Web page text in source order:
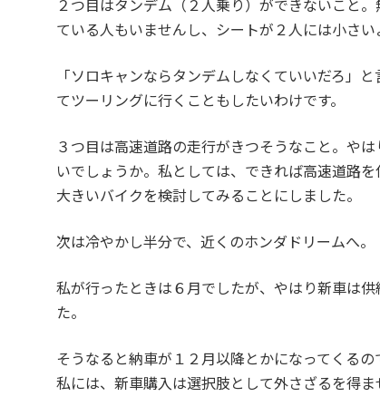
２つ目はタンデム（２人乗り）ができないこと
ている人もいませんし、シートが２人には小さい
「ソロキャンならタンデムしなくていいだろ」
てツーリングに行くこともしたいわけです。
３つ目は高速道路の走行がきつそうなこと。や
いでしょうか。私としては、できれば高速道路
大きいバイクを検討してみることにしました。
次は冷やかし半分で、近くのホンダドリームへ。
私が行ったときは６月でしたが、やはり新車は
た。
そうなると納車が１２月以降とかになってくる
私には、新車購入は選択肢として外さざるを得